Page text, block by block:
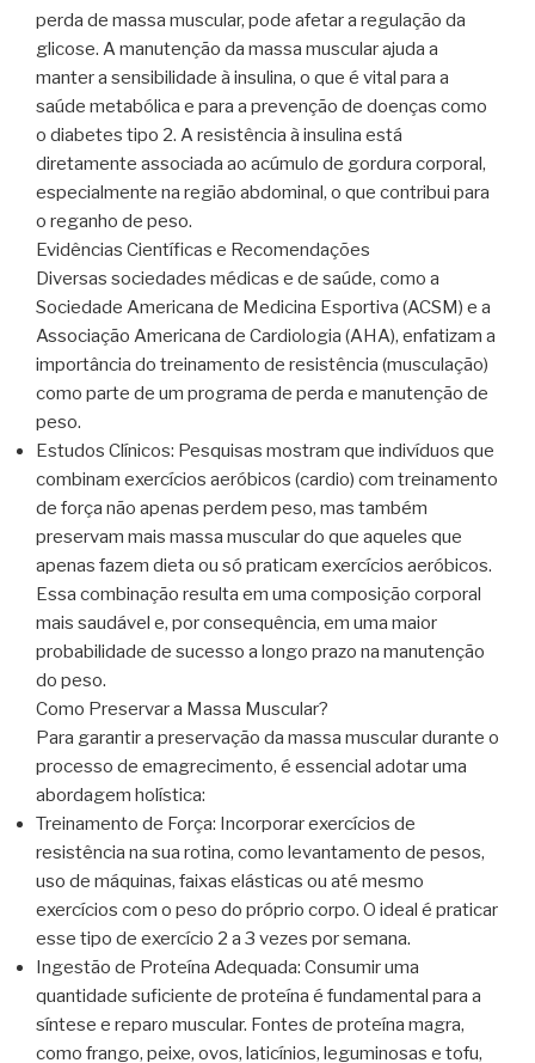
perda de massa muscular, pode afetar a regulação da
glicose. A manutenção da massa muscular ajuda a
manter a sensibilidade à insulina, o que é vital para a
saúde metabólica e para a prevenção de doenças como
o diabetes tipo 2. A resistência à insulina está
diretamente associada ao acúmulo de gordura corporal,
especialmente na região abdominal, o que contribui para
o reganho de peso.
Evidências Científicas e Recomendações
Diversas sociedades médicas e de saúde, como a
Sociedade Americana de Medicina Esportiva (ACSM) e a
Associação Americana de Cardiologia (AHA), enfatizam a
importância do treinamento de resistência (musculação)
como parte de um programa de perda e manutenção de
peso.
Estudos Clínicos: Pesquisas mostram que indivíduos que
combinam exercícios aeróbicos (cardio) com treinamento
de força não apenas perdem peso, mas também
preservam mais massa muscular do que aqueles que
apenas fazem dieta ou só praticam exercícios aeróbicos.
Essa combinação resulta em uma composição corporal
mais saudável e, por consequência, em uma maior
probabilidade de sucesso a longo prazo na manutenção
do peso.
Como Preservar a Massa Muscular?
Para garantir a preservação da massa muscular durante o
processo de emagrecimento, é essencial adotar uma
abordagem holística:
Treinamento de Força: Incorporar exercícios de
resistência na sua rotina, como levantamento de pesos,
uso de máquinas, faixas elásticas ou até mesmo
exercícios com o peso do próprio corpo. O ideal é praticar
esse tipo de exercício 2 a 3 vezes por semana.
Ingestão de Proteína Adequada: Consumir uma
quantidade suficiente de proteína é fundamental para a
síntese e reparo muscular. Fontes de proteína magra,
como frango, peixe, ovos, laticínios, leguminosas e tofu,